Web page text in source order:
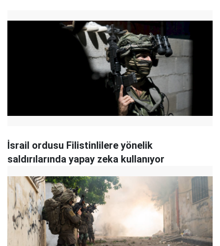
İsrail ordusu Filistinlilere yönelik
saldırılarında yapay zeka kullanıyor